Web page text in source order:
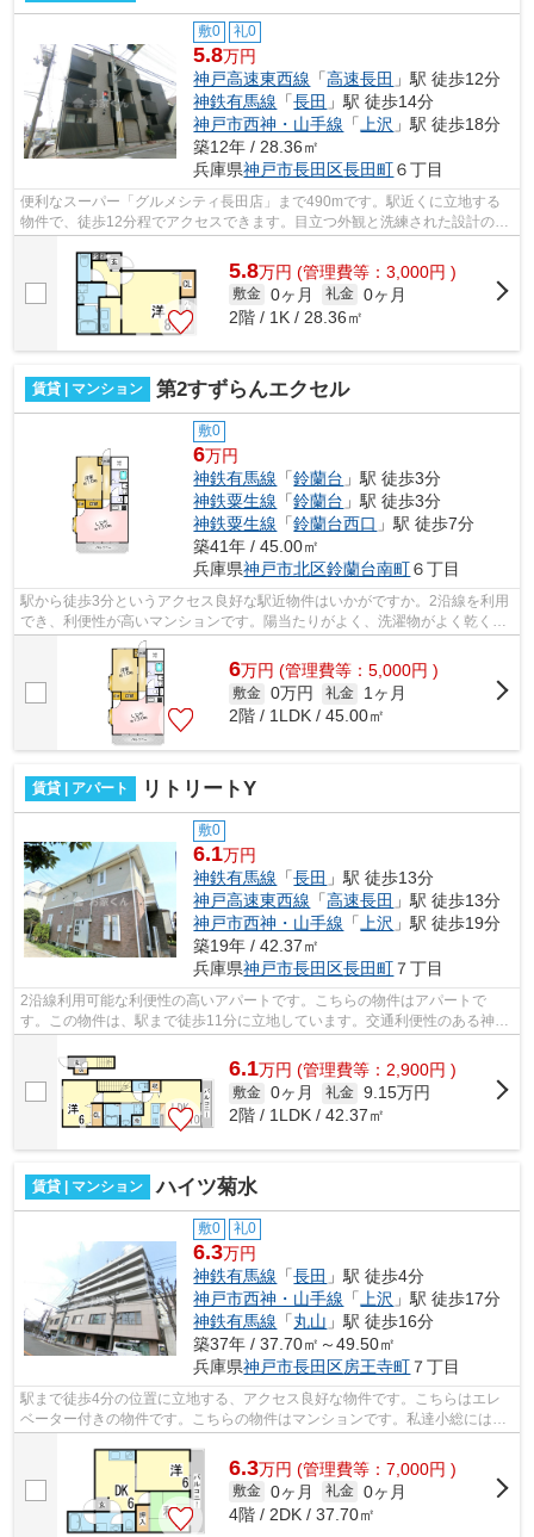
敷0 礼0
5.8万円
神戸高速東西線 「高速長田 」駅 徒歩12分
神鉄有馬線 「長田 」駅 徒歩14分
神戸市西神・山手線 「 上沢 」駅 徒歩18分
築12年 / 28.36㎡
兵庫県神戸市長田区長田町６丁目
便利なスーパー「グルメシティ長田店」まで490mです。駅近くに立地する
物件で、徒歩12分程でアクセスできます。目立つ外観と洗練された設計の内
5.8万円 (管理費等：3,000円 )
敷金 0ヶ月 礼金 0ヶ月
2階 / 1K / 28.36㎡
賃貸 | マンション 第2すずらんエクセル
敷0
6万円
神鉄有馬線 「鈴蘭台 」駅 徒歩3分
神鉄粟生線 「鈴蘭台 」駅 徒歩3分
神鉄粟生線 「鈴蘭台西口 」駅 徒歩7分
築41年 / 45.00㎡
兵庫県神戸市北区鈴蘭台南町６丁目
駅から徒歩3分というアクセス良好な駅近物件はいかがですか。2沿線を利用
でき、利便性が高いマンションです。陽当たりがよく、洗濯物がよく乾く物
件です。造りとデザインに関して、自...
6万円 (管理費等：5,000円 )
敷金 0万円 礼金
1ヶ月
2階 / 1LDK / 45.00㎡
賃貸 | アパート リトリートY
敷0
6.1万円
神鉄有馬線 「長田 」駅 徒歩13分
神戸高速東西線 「高速長田 」駅 徒歩13分
神戸市西神・山手線 「 上沢 」駅 徒歩19分
築19年 / 42.37㎡
兵庫県神戸市長田区長田町 ７丁目
2沿線利用可能な利便性の高いアパートです。こちらの物件はアパートで
す。この物件は、駅まで徒歩11分に立地しています。交通利便性のある神戸
市西神・山手線長田周辺の物件情報のこと...
6.1万円 (管理費等：2,900円 )
敷金 0ヶ月 礼金 9.15万円
2階 / 1LDK / 42.37㎡
賃貸 | マンション ハイツ菊水
敷0 礼0
6.3万円
神鉄有馬線 「長田 」駅 徒歩4分
神戸市西神・山手線 「上沢 」駅 徒歩17分
神鉄有馬線 「丸山 」駅 徒歩16分
築37年 / 37.70㎡～49.50㎡
兵庫県神戸市長田区房王寺町 ７丁目
駅まで徒歩4分の位置に立地する、アクセス良好な物件です。こちらはエレ
ベーター付きの物件です。こちらの物件はマンションです。私達小総には、
6.3万円 (管理費等：7,000円 )
敷金 0ヶ月 礼金 0ヶ月
4階 / 2DK / 37.70㎡